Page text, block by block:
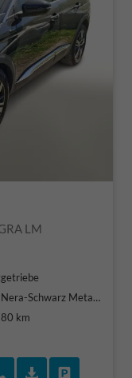
LM
Perla-Nera-Schwarz Metallic
km
vereinbaren
Wir rufen Sie an